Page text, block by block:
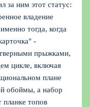
за ним этот статус:
владение
тогда, когда
-
прыжками,
цикле, включая
плане
обоймы, а набор
планке топов